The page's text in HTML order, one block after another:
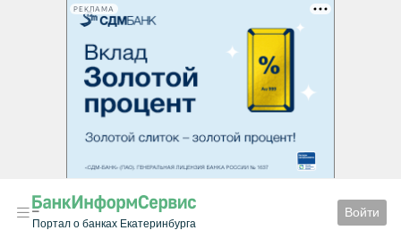
РЕКЛАМА
Портал о банках Екатеринбурга
Войти